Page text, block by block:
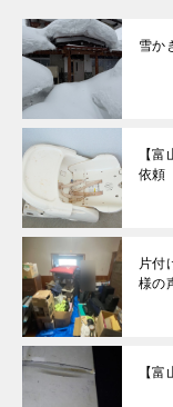
雪か
【
依頼
片付
様の
【